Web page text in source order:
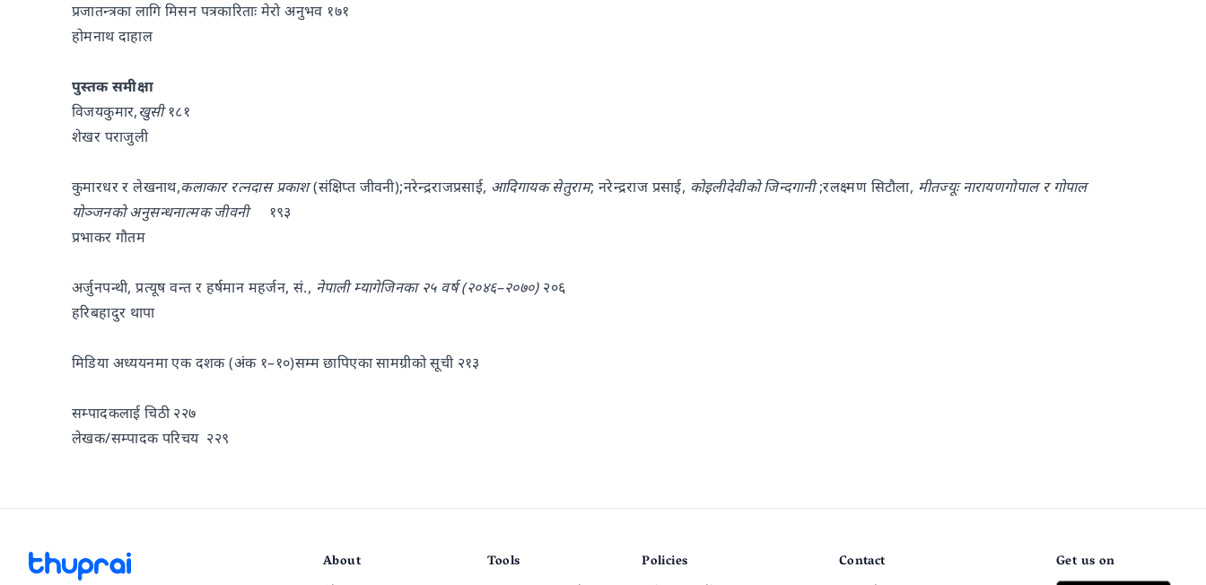
प्रजातन्त्रका लागि मिसन पत्रकारिताः मेरो अनुभव १७१
होमनाथ दाहाल
पुस्तक समीक्षा
विजयकुमार,खुसी१८१
शेखर पराजुली
कुमारधर र लेखनाथ,कलाकार रत्नदास प्रकाश(संक्षिप्त जीवनी);नरेन्द्रराजप्रसाई, आदिगायक सेतुराम; नरेन्द्रराज प्रसाई, कोइलीदेवीको जिन्दगानी;रलक्ष्मण सिटौला, मीतज्यूः नारायणगोपाल र गोपाल
योञ्जनको अनुसन्धनात्मक जीवनी१९३
प्रभाकर गौतम
अर्जुनपन्थी, प्रत्यूष वन्त र हर्षमान महर्जन, सं., नेपाली म्यागेजिनका २५ वर्ष (२०४६–२०७०)२०६
हरिबहादुर थापा
मिडिया अध्ययनमा एक दशक (अंक १–१०)सम्म छापिएका सामग्रीको सूची २१३
सम्पादकलाई चिठी २२७
लेखक/सम्पादक परिचय २२९
About Tools Policies Contact Get us on